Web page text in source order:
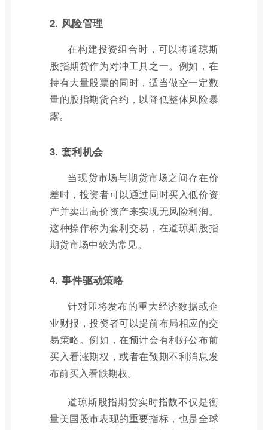
2. 风险管理
在构建投资组合时，可以将道琼斯
股指期货作为对冲工具之一。例如，在
持有大量股票的同时，适当做空一定数
量的股指期货合约，以降低整体风险暴
露。
3. 套利机会
当现货市场与期货市场之间存在价
差时，投资者可以通过同时买入低价资
产并卖出高价资产来实现无风险利润。
这种操作称为套利交易，在道琼斯股指
期货市场中较为常见。
4. 事件驱动策略
针对即将发布的重大经济数据或企
业财报，投资者可以提前布局相应的交
易策略。例如，在预计会有利好公布前
买入看涨期权，或者在预期不利消息发
布前买入看跌期权。
道琼斯股指期货实时指数不仅是衡
量美国股市表现的重要指标，也是全球